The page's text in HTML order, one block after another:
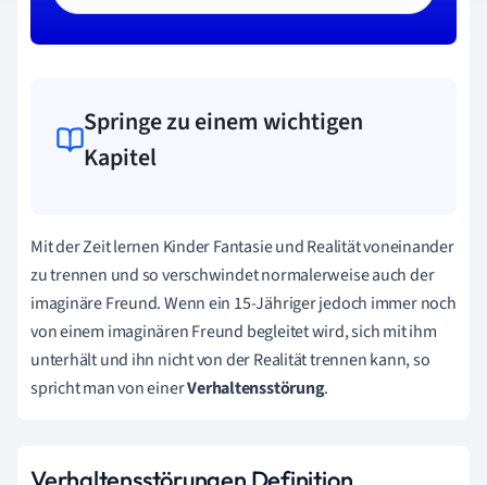
Springe zu einem wichtigen
Kapitel
Mit der Zeit lernen Kinder Fantasie und Realität voneinander
zu trennen und so verschwindet normalerweise auch der
imaginäre Freund. Wenn ein 15-Jähriger jedoch immer noch
von einem imaginären Freund begleitet wird, sich mit ihm
unterhält und ihn nicht von der Realität trennen kann, so
spricht man von einerVerhaltensstörung.